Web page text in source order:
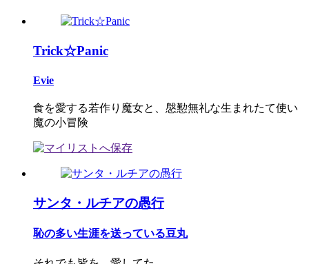
Trick☆Panic
Evie
食を愛する若作り魔女と、慇懃無礼な生まれたて使い
魔の小冒険
サンタ・ルチアの愚行
恥の多い生涯を送っている豆丸